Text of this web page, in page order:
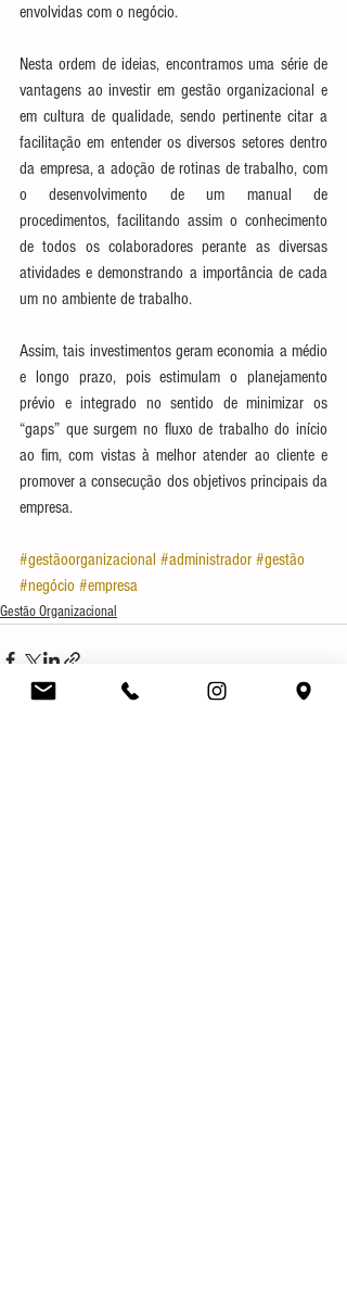
envolvidas com o negócio.
Nesta ordem de ideias, encontramos uma série de
vantagens ao investir em gestão organizacional e
em cultura de qualidade, sendo pertinente citar a
facilitação em entender os diversos setores dentro
da empresa, a adoção de rotinas de trabalho, com
o desenvolvimento de um manual de
procedimentos, facilitando assim o conhecimento
de todos os colaboradores perante as diversas
atividades e demonstrando a importância de cada
um no ambiente de trabalho.
Assim, tais investimentos geram economia a médio
e longo prazo, pois estimulam o planejamento
prévio e integrado no sentido de minimizar os
“gaps” que surgem no fluxo de trabalho do início
ao fim, com vistas à melhor atender ao cliente e
promover a consecução dos objetivos principais da
empresa.
#gestãoorganizacional #administrador #gestão
#negócio #empresa
Gestão Organizacional